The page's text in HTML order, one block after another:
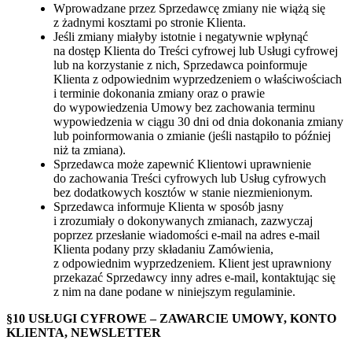
Wprowadzane przez Sprzedawcę zmiany nie wiążą się
z żadnymi kosztami po stronie Klienta.
Jeśli zmiany miałyby istotnie i negatywnie wpłynąć
na dostęp Klienta do Treści cyfrowej lub Usługi cyfrowej
lub na korzystanie z nich, Sprzedawca poinformuje
Klienta z odpowiednim wyprzedzeniem o właściwościach
i terminie dokonania zmiany oraz o prawie
do wypowiedzenia Umowy bez zachowania terminu
wypowiedzenia w ciągu 30 dni od dnia dokonania zmiany
lub poinformowania o zmianie (jeśli nastąpiło to później
niż ta zmiana).
Sprzedawca może zapewnić Klientowi uprawnienie
do zachowania Treści cyfrowych lub Usług cyfrowych
bez dodatkowych kosztów w stanie niezmienionym.
Sprzedawca informuje Klienta w sposób jasny
i zrozumiały o dokonywanych zmianach, zazwyczaj
poprzez przesłanie wiadomości e-mail na adres e-mail
Klienta podany przy składaniu Zamówienia,
z odpowiednim wyprzedzeniem. Klient jest uprawniony
przekazać Sprzedawcy inny adres e-mail, kontaktując się
z nim na dane podane w niniejszym regulaminie.
§10 USŁUGI CYFROWE – ZAWARCIE UMOWY, KONTO
KLIENTA, NEWSLETTER